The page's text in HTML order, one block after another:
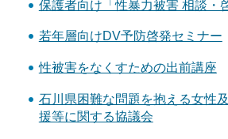
保護者向け「性暴力被害 相談・
若年層向けDV予防啓発セミナー
性被害をなくすための出前講座
石川県困難な問題を抱える女性
援等に関する協議会